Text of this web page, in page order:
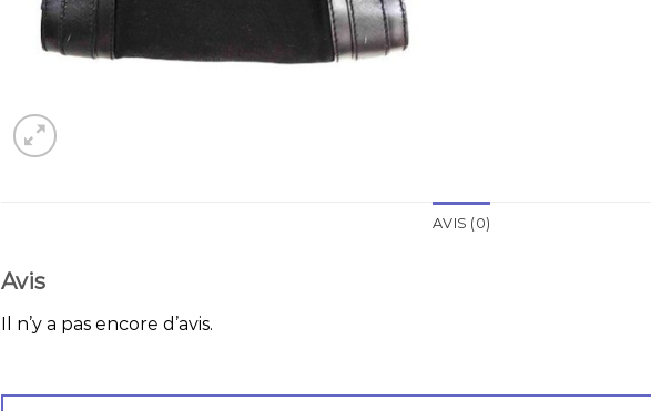
AVIS (0)
Avis
Il n’y a pas encore d’avis.